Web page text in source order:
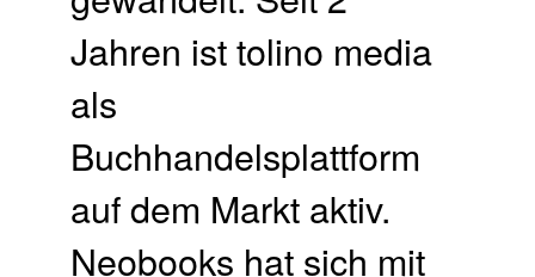
Jahren ist tolino media
als
Buchhandelsplattform
auf dem Markt aktiv.
Neobooks hat sich mit